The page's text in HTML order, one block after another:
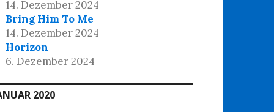
14. Dezember 2024
Bring Him To Me
14. Dezember 2024
Horizon
6. Dezember 2024
2020